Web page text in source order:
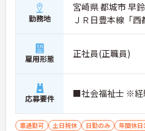
勤務地
宮崎県 都城市 早
ＪＲ日豊本線「
雇用形態 正社員(正職員)
応募要件 ■社会福祉士 ※経
車通勤可 土日祝休 日勤のみ 年間休